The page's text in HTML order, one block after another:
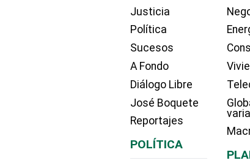
Justicia
Política
Sucesos
A Fondo
Diálogo Libre
José Boquete
Reportajes
POLÍTICA